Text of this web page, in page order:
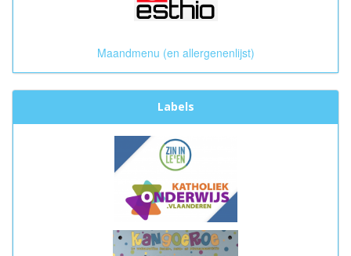
Maandmenu (en allergenenlijst)
Labels